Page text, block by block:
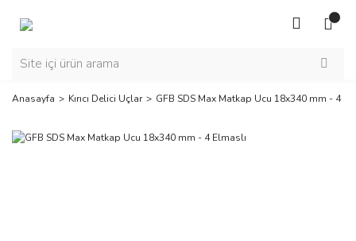
Anasayfa Kırıcı Delici Uçlar GFB SDS Max Matkap Ucu 18x340 mm - 4